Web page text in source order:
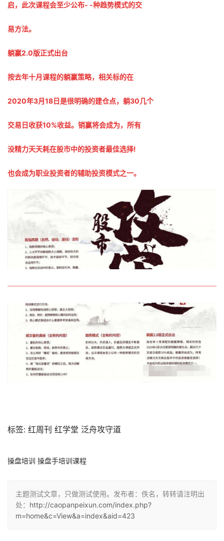
启，此次课程会至少公布- -种趋势模式的交
易方法。
躺赢2.0版正式出台
按去年十月课程的躺赢策略，相关标的在
2020年3月18日是很明确的建仓点，躺30几个
交易日收获10%收益。销赢将会成为，所有
没精力天天耗在股市中的投资者最佳选择!
也会成为职业投资者的辅助投资模式之一。
标签: 红周刊 红学堂 泛舟攻守道
操盘培训 操盘手培训课程
主题测试文章，只做测试使用。发布者：佚名，转转请注明出
处： http://caopanpeixun.com/index.php?
m=home&c=View&a=index&aid=423